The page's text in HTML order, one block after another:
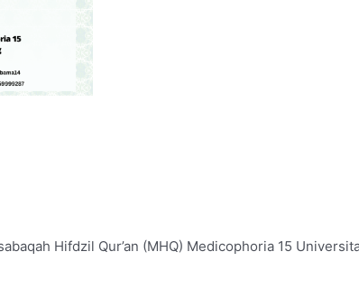
Hifdzil Qur’an (MHQ) Medicophoria 15